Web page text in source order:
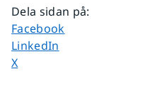
Dela sidan på:
Dela sidan på
Facebook
Dela sidan på
LinkedIn
Dela sidan på
X